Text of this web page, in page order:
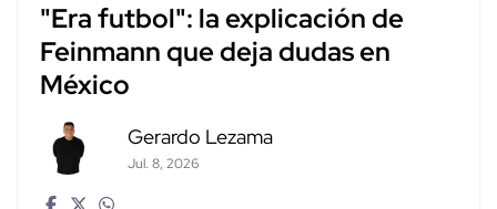
"Era futbol": la explicación de
Feinmann que deja dudas en
México
Gerardo Lezama
Jul. 8, 2026